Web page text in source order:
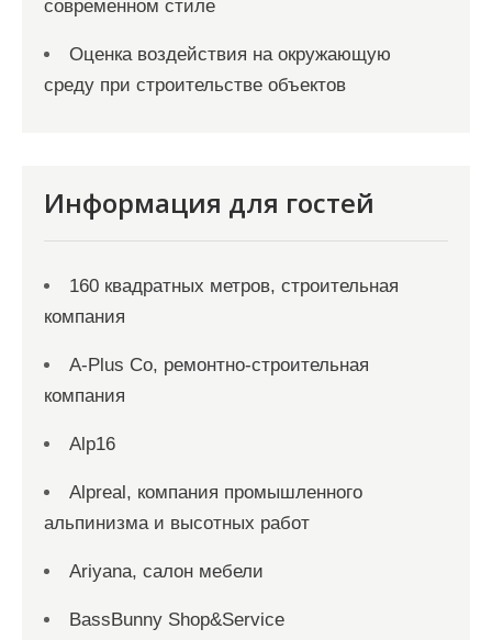
современном стиле
Оценка воздействия на окружающую
среду при строительстве объектов
Информация для гостей
160 квадратных метров, строительная
компания
A-Plus Co, ремонтно-строительная
компания
Alp16
Alpreal, компания промышленного
альпинизма и высотных работ
Ariyana, салон мебели
BassBunny Shop&Service